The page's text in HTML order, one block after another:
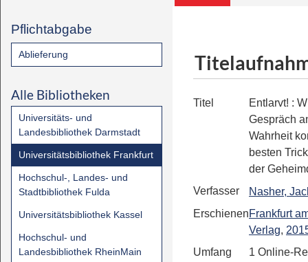
Pflichtabgabe
Ablieferung
Alle Bibliotheken
Universitäts- und
Landesbibliothek Darmstadt
Universitätsbibliothek Frankfurt
Hochschul-, Landes- und
Stadtbibliothek Fulda
Universitätsbibliothek Kassel
Hochschul- und
Landesbibliothek RheinMain
Titel Entlarvt! :
Gespräch
Wahrheit
besten
der
Verfasser
Nasher,
ErschienenFrankfurt
Verlag,
Umfang
1 Online-